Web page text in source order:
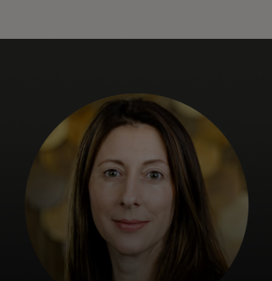
Per il mondo
Per gli innovatori
Newsroom